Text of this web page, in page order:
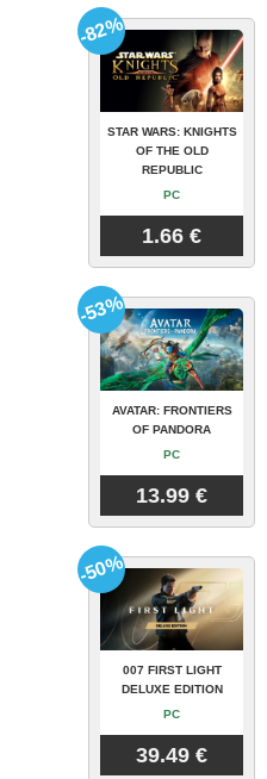
STAR WARS: KNIGHTS
OF THE OLD
REPUBLIC
PC
1.66 €
-82%
AVATAR: FRONTIERS
OF PANDORA
PC
13.99 €
-53%
007 FIRST LIGHT
DELUXE EDITION
PC
39.49 €
-50%